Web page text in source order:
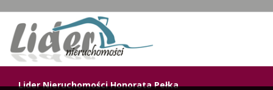
Lider Nieruchomości Honorata Pełka